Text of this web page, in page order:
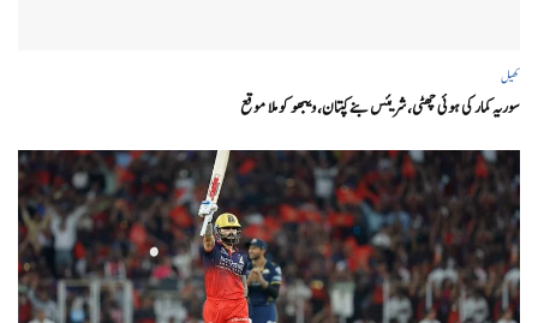
کھیل
سوریہ کمار کی ہوئی چھٹی، شریئس بنے کپتان، ویبھو کو ملا موقع